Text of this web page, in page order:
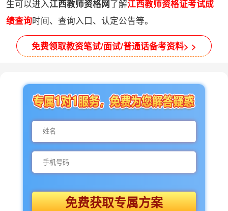
生可以进入江西教师资格网了解江西教师资格证考试成
绩查询时间、查询入口、认定公告等。
免费领取教资笔试/面试/普通话备考资料> >
免费获取专属方案